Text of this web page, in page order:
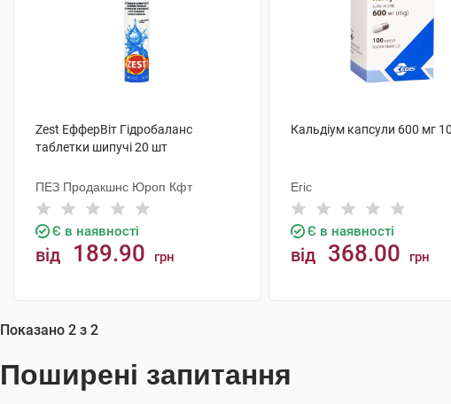
Zest ЕфферВіт Гідробаланс
таблетки шипучі 20 шт
ПЕЗ Продакшнс Юроп Кфт
Є в наявності
від 189.90 грн
Кальдіум капсули 600 мг
Егіс
Є в наявності
від 368.00 грн
Показано 2 з 2
Поширені запитання